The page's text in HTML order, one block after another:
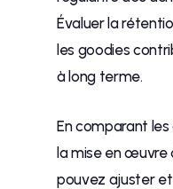
Évaluer la
les goodies
à long terme.
En comparant
la mise en œuvre
pouvez ajuster